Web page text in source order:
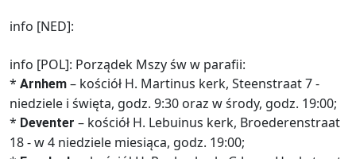
info [NED]:
info [POL]: Porządek Mszy św w parafii:
* Arnhem – kościół H. Martinus kerk, Steenstraat 7 -
niedziele i święta, godz. 9:30 oraz w środy, godz. 19:00;
* Deventer – kościół H. Lebuinus kerk, Broederenstraat
18 - w 4 niedziele miesiąca, godz. 19:00;